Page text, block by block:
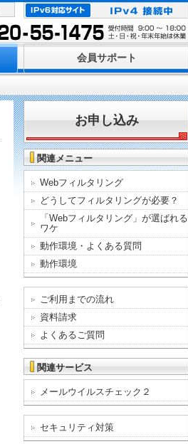
会員サポート
お申し込み
関連メニュー
Webフィルタリング
どうしてフィルタリングが必要？
「Webフィルタリング」が選ばれる
ワケ
動作環境・よくある質問
動作環境
ご利用までの流れ
資料請求
よくあるご質問
関連サービス
メールウイルスチェック２
セキュリティ対策